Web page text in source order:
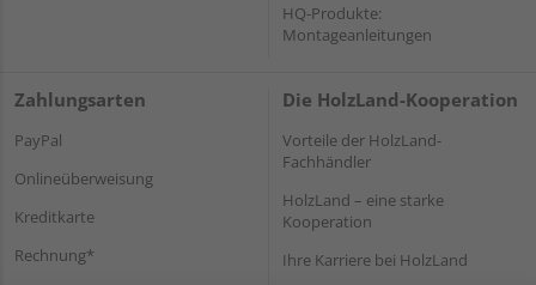
HQ-Produkte:
Montageanleitungen
Zahlungsarten
PayPal
Onlineüberweisung
Kreditkarte
Rechnung*
Die HolzLand-Kooperation
Vorteile der HolzLand-
Fachhändler
HolzLand – eine starke
Kooperation
Ihre Karriere bei HolzLand